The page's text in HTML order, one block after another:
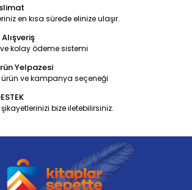
en kısa sürede elinize ulaşır.
kolay ödeme sistemi
Yelpazesi
ürün ve kampanya seçeneği
bize iletebilirsiniz.